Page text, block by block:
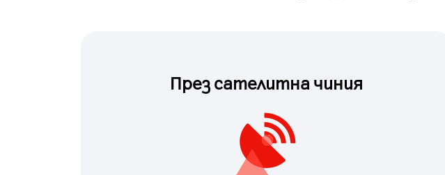
През сателитна чиния